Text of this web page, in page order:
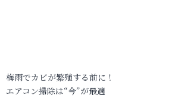
梅雨でカビが繁殖する前に！
エアコン掃除は“今”が最適